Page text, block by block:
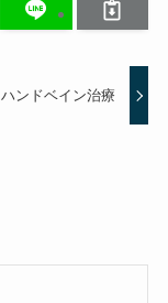
ハンドベイン治療